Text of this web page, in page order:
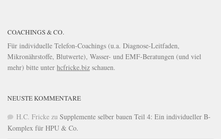
COACHINGS & CO.
Für individuelle Telefon-Coachings (u.a. Diagnose-Leitfaden,
Mikronährstoffe, Blutwerte), Wasser- und EMF-Beratungen (und viel
mehr) bitte unter hcfricke.biz schauen.
NEUSTE KOMMENTARE
H.C. Fricke zu Supplemente selber bauen Teil 4: Ein individueller B-
Komplex für HPU & Co.